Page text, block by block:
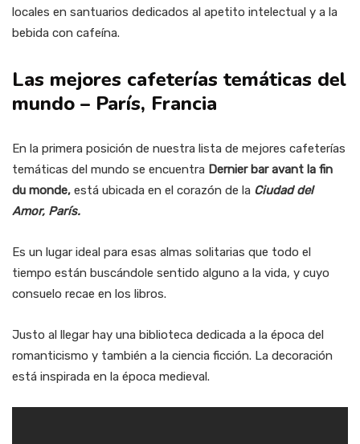
locales en santuarios dedicados al apetito intelectual y a la
bebida con cafeína.
Las mejores cafeterías temáticas del
mundo – París, Francia
En la primera posición de nuestra lista de mejores cafeterías
temáticas del mundo se encuentra Dernier bar avant la fin
du monde, está ubicada en el corazón de la Ciudad del
Amor, París.
Es un lugar ideal para esas almas solitarias que todo el
tiempo están buscándole sentido alguno a la vida, y cuyo
consuelo recae en los libros.
Justo al llegar hay una biblioteca dedicada a la época del
romanticismo y también a la ciencia ficción. La decoración
está inspirada en la época medieval.